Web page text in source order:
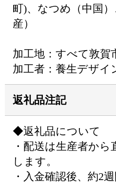
町)、なつめ（中国
産）
加工地：すべて敦賀
加工者：養生デザイ
返礼品注記
◆返礼品について
・配送は生産者か
します。
・入金確認後、約2